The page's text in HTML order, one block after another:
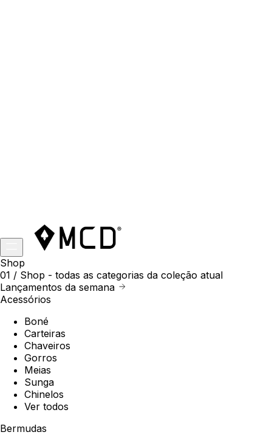
Shop
01 / Shop - todas as categorias da coleção atual
Lançamentos da semana
Acessórios
Boné
Carteiras
Chaveiros
Gorros
Meias
Sunga
Chinelos
Ver todos
Bermudas